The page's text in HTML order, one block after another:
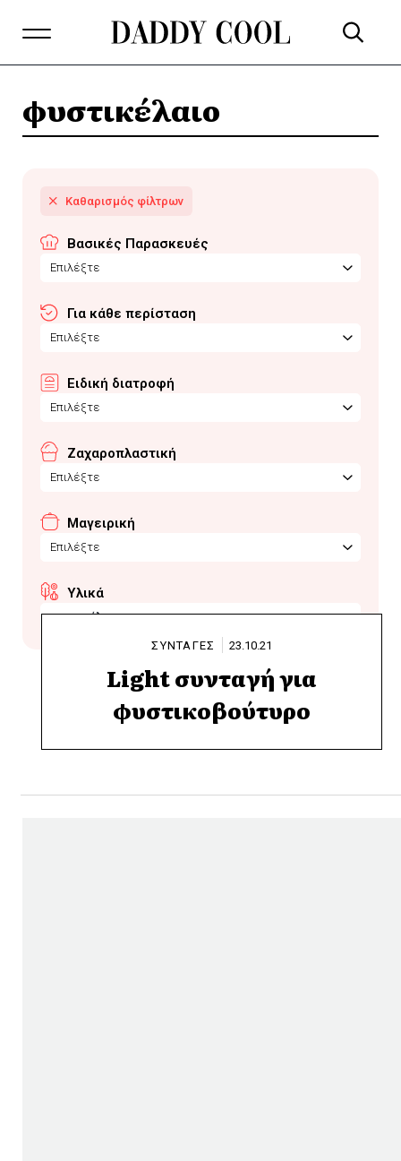
φυστικέλαιο
Βασικές Παρασκευές
Επιλέξτε
Για κάθε περίσταση
Επιλέξτε
Ειδική διατροφή
Επιλέξτε
Ζαχαροπλαστική
Επιλέξτε
Μαγειρική
Επιλέξτε
Υλικά
φυστικέλαιο
ΣΥΝΤΑΓΕΣ 23.10.21
Light συνταγή για
φυστικοβούτυρο